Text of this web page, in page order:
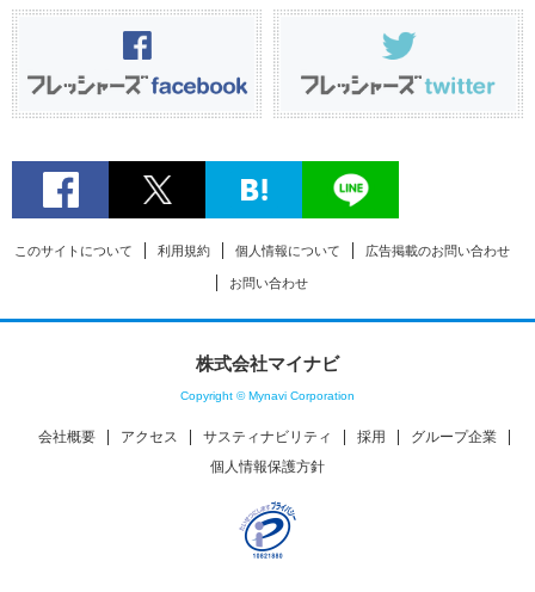
このサイトについて 利用規約 個人情報について 広告掲載のお問い合わせ
お問い合わせ
株式会社マイナビ
Copyright © Mynavi Corporation
会社概要 アクセス サスティナビリティ 採用
グループ企業
個人情報保護方針